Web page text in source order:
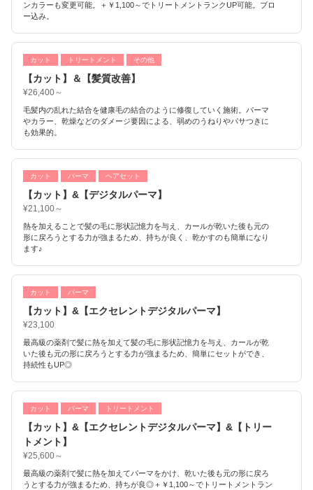
ンカラーも変更可能。＋￥1,100～でトリートメントランクUP可能。ブロ
ー込み。
カット トリートメント その他
【カット】＆【髪質改善】
¥26,400～
毛髪内の乱れた結合を健康毛の結合のように修復していく施術。パーマ
やカラー、乾燥などのダメージ要因による、弱めのうねりやパサつきに
も効果的。
カット パーマ ヘアセット
【カット】&【デジタルパーマ】
¥21,100～
熱を加えることで髪の毛に形状記憶力を与え、カールが乾いた後も元の
形に戻ろうとする力が強まるため、持ちが良く、乾かすのも簡単になり
ます♪
カット パーマ
【カット】&【エクセレントデジタルパーマ】
¥23,100
最高級の薬剤で髪に熱を加えて髪の毛に形状記憶力を与え、カールが乾
いた後も元の形に戻ろうとする力が強まるため、簡単にセットができ、
持続性もUP◎
カット パーマ トリートメント
【カット】&【エクセレントデジタルパーマ】&【トリー
トメント】
¥25,600～
最高級の薬剤で髪に熱を加えてパーマをかけ、乾いた後も元の形に戻ろ
うとする力が強まるため、持ちが良◎＋￥1,100～でトリートメントラン